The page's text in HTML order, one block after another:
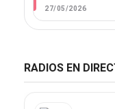
27/05/2026
RADIOS EN